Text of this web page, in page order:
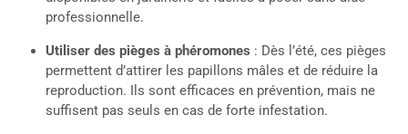
professionnelle.
Utiliser des pièges à phéromones : Dès l’été, ces pièges
permettent d’attirer les papillons mâles et de réduire la
reproduction. Ils sont efficaces en prévention, mais ne
suffisent pas seuls en cas de forte infestation.